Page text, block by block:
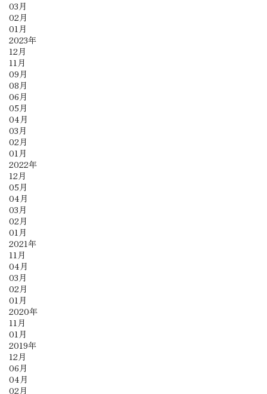
03月
02月
01月
2023年
12月
11月
09月
08月
06月
05月
04月
03月
02月
01月
2022年
12月
05月
04月
03月
02月
01月
2021年
11月
04月
03月
02月
01月
2020年
11月
01月
2019年
12月
06月
04月
02月